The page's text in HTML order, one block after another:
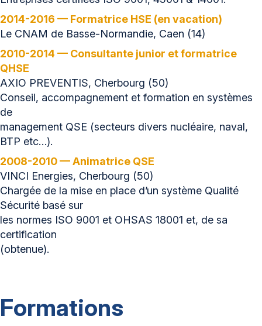
2014-2016 — Formatrice HSE (en vacation)
Le CNAM de Basse-Normandie, Caen (14)
2010-2014 — Consultante junior et formatrice
QHSE
AXIO PREVENTIS, Cherbourg (50)
Conseil, accompagnement et formation en systèmes
de
management QSE (secteurs divers nucléaire, naval,
BTP etc…).
2008-2010 — Animatrice QSE
VINCI Energies, Cherbourg (50)
Chargée de la mise en place d’un système Qualité
Sécurité basé sur
les normes ISO 9001 et OHSAS 18001 et, de sa
certification
(obtenue).
Formations